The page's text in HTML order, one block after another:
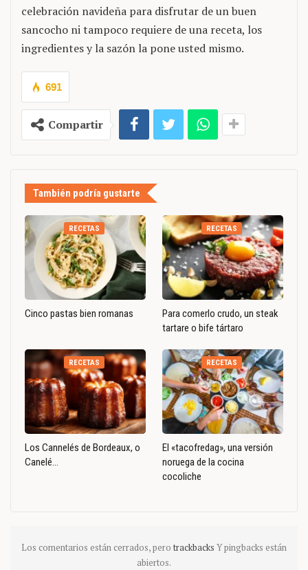
celebración navideña para disfrutar de un buen
sancocho ni tampoco requiere de una receta, los
ingredientes y la sazón la pone usted mismo.
691
Compartir
También podría gustarte
RECETAS
Cinco pastas bien romanas
RECETAS
Para comerlo crudo, un steak
tartare o bife tártaro
RECETAS
Los Cannelés de Bordeaux, o
Canelé…
RECETAS
El «tacofredag», una versión
noruega de la cocina
cocoliche
Los comentarios están cerrados, pero trackbacks Y pingbacks están
abiertos.